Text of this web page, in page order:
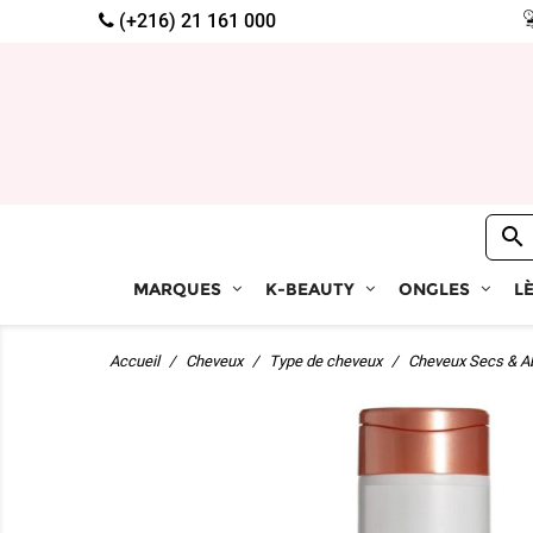
(+216) 21 161 000
MARQUES K-BEAUTY ONGLES

Accueil Cheveux Type de cheveux Cheveux Secs &